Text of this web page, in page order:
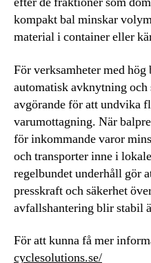
kompakt bal minskar
material i container eller
För verksamheter med
automatisk avknytning
avgörande för att undvika
varumottagning. När
för inkommande varor
och transporter inne i
regelbundet underhåll gör
presskraft och säkerhet
avfallshantering blir stabil
För att kunna få mer
cyclesolutions.se/